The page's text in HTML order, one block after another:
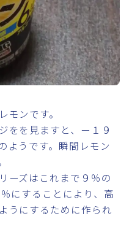
ンです。
をを見ますと、ー１９
ようです。瞬間レモン
ーズはこれまで９％の
にすることにより、高
うにするために作られ